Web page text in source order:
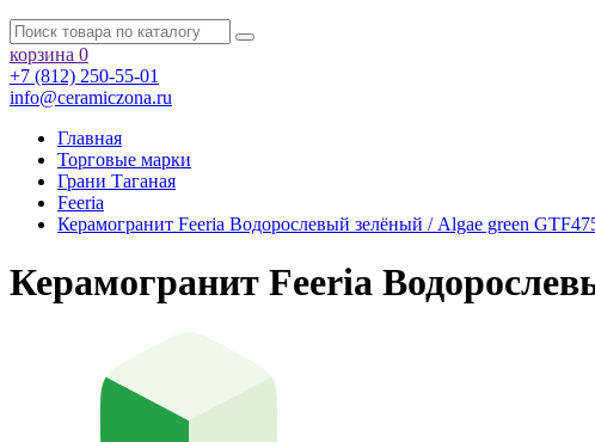
корзина 0
+7 (812) 250-55-01
info@ceramiczona.ru
Главная
Торговые марки
Грани Таганая
Feeria
Керамогранит Feeria Водорослевый зелёный / Algae green
Керамогранит Feeria